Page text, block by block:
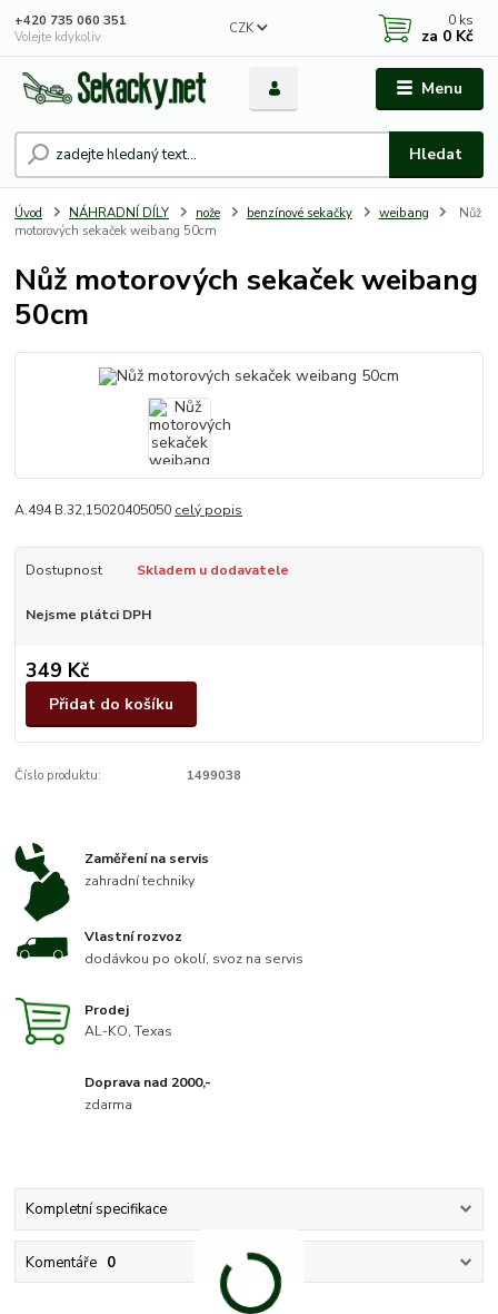
Menu
CZK
Hledat
+420 735 060 351
Volejte kdykoliv
0 ks
za 0 Kč
Úvod NÁHRADNÍ DÍLY nože benzínové sekačky weibang
Nůž
motorových sekaček weibang 50cm
Nůž motorových sekaček weibang
50cm
A.494 B.32,15020405050 celý popis
Dostupnost Skladem u dodavatele
Nejsme plátci DPH
349 Kč
Přidat do košíku
Číslo produktu: 1499038
Zaměření na servis
zahradní techniky
Vlastní rozvoz
dodávkou po okolí, svoz na servis
Prodej
AL-KO, Texas
Doprava nad 2000,-
zdarma
Kompletní specifikace
Komentáře 0